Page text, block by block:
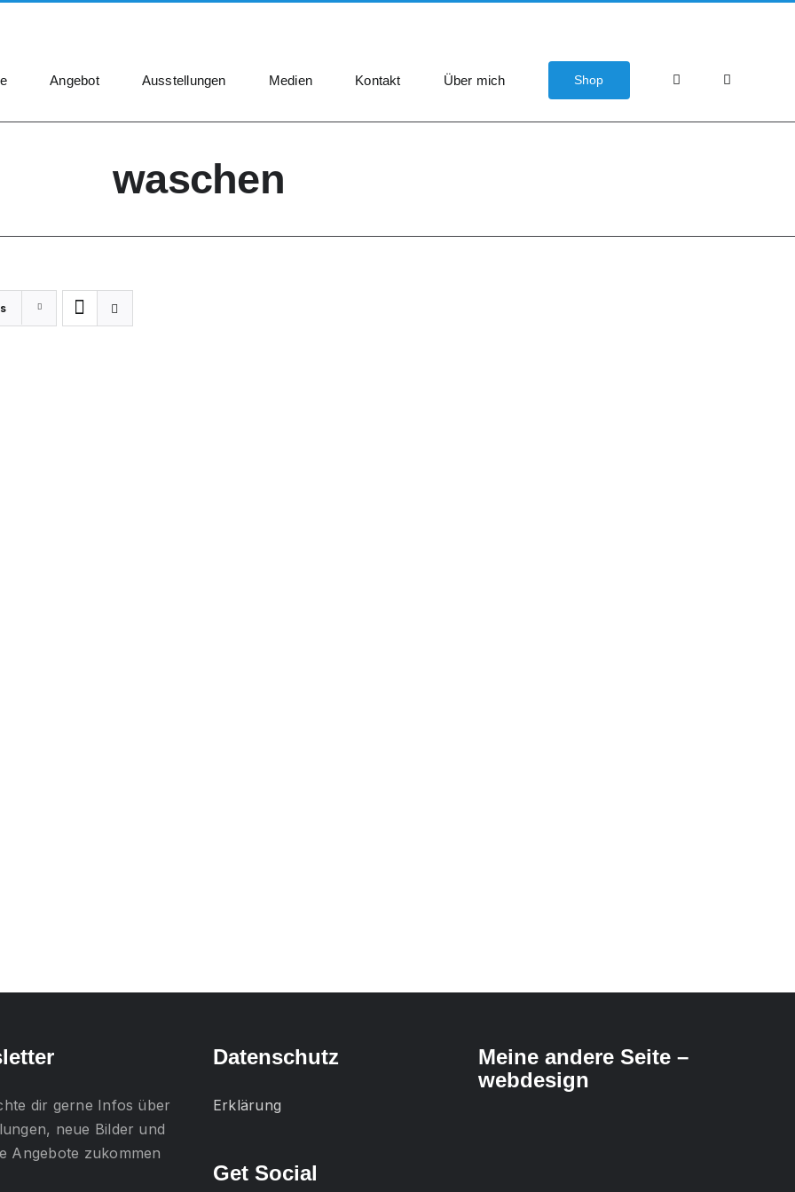
Angebot Ausstellungen Medien Kontakt Über mich Shop
waschen
dir gerne Infos über
neue Bilder und
Angebote zukommen
Datenschutz
Erklärung
Get Social
Meine andere Seite –
webdesign